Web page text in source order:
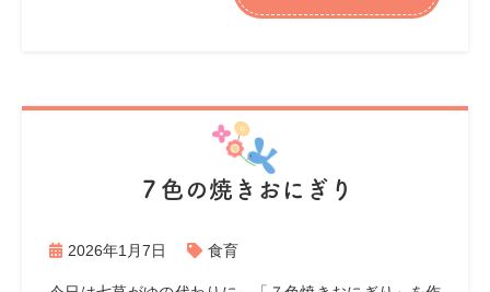
７色の焼きおにぎり
2026年1月7日 食育